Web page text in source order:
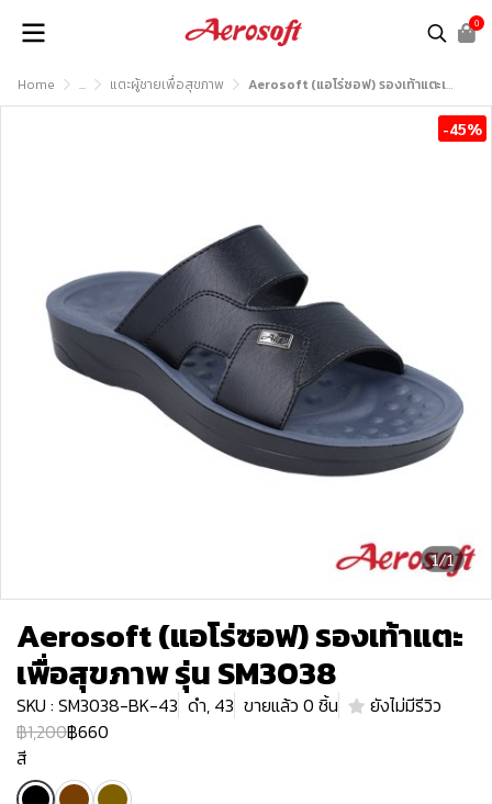
0
Home ... แตะผู้ชายเพื่อสุขภาพ Aerosoft (แอโร่ซอฟ) รองเท้าแตะเพื่อสุขภาพ รุ่น SM3038
1/1
-45%
Aerosoft (แอโร่ซอฟ) รองเท้าแตะ
เพื่อสุขภาพ รุ่น SM3038
SKU : SM3038-BK-43 ดำ, 43 ขายแล้ว 0 ชิ้น
ยังไม่มีรีวิว
฿1,200฿660
สี